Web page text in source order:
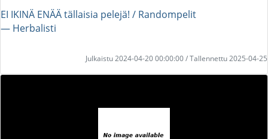
EI IKINÄ ENÄÄ tällaisia pelejä! / Randompelit
― Herbalisti
Julkaistu 2024-04-20 00:00:00 / Tallennettu 2025-04-25